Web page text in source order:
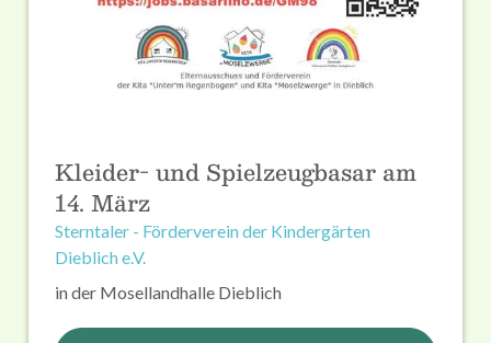
Kleider- und Spielzeugbasar am
14. März
Sterntaler - Förderverein der Kindergärten
Dieblich e.V.
in der Mosellandhalle Dieblich